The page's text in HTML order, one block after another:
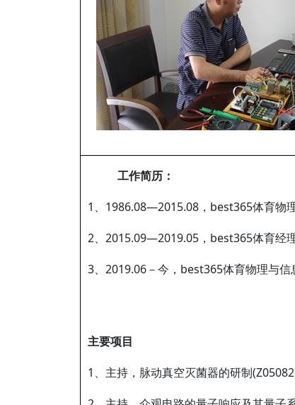
工作简历：
1、1986.08—2015.08，best365体育物
2、2015.09—2019.05，best365体育经理
3、2019.06－今，best365体育物理与信
主要项目
1、主持，脉动真空灭菌器的研制